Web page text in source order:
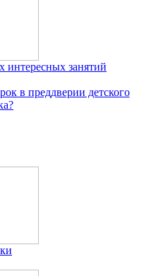
интересных занятий
в преддверии детского